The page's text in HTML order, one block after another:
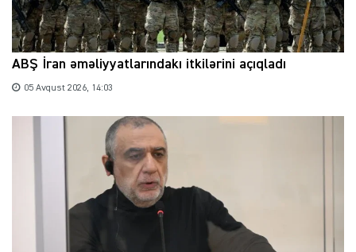
ABŞ İran əməliyyatlarındakı itkilərini açıqladı
05 Avqust 2026, 14:03